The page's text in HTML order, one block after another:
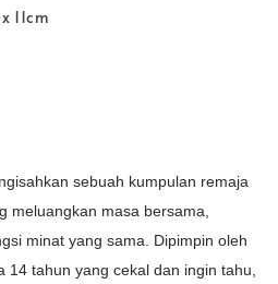
11cm
sebuah kumpulan remaja
meluangkan masa bersama,
minat yang sama. Dipimpin oleh
tahun yang cekal dan ingin tahu,